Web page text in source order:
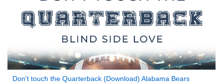
Don't touch the Quarterback (Download) Alabama Bears